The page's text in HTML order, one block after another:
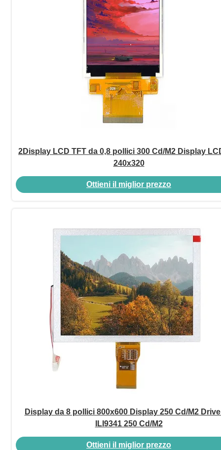
2Display LCD TFT da 0,8 pollici 300 Cd/M2 Display
240x320
Ottieni il miglior prezzo
Display da 8 pollici 800x600 Display 250 Cd/M2
ILI9341 250 Cd/M2
Ottieni il miglior prezzo